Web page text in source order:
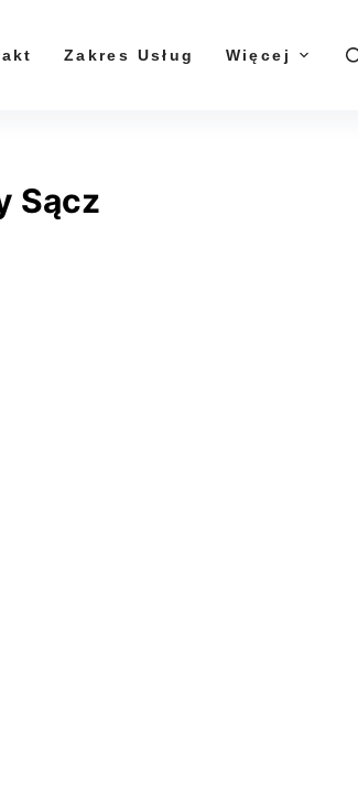
Zakres Usług Więcej
Sącz